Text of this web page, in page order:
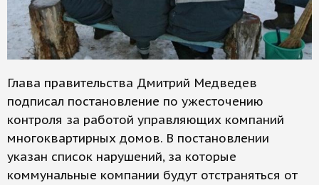
Глава правительства Дмитрий Медведев
подписал постановление по ужесточению
контроля за работой управляющих компаний
многоквартирных домов. В постановлении
указан список нарушений, за которые
коммунальные компании будут отстраняться от